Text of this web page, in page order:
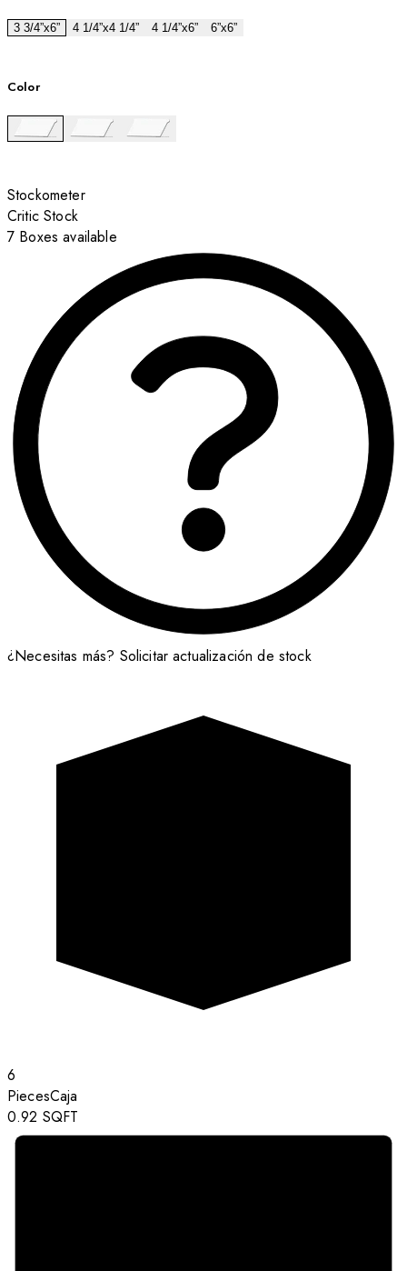
3 3/4”x6” 4 1/4”x4 1/4” 4 1/4”x6” 6”x6”
Color
Stockometer
Critic Stock
7 Boxes available
¿Necesitas más? Solicitar actualización de stock
6
PiecesCaja
0.92 SQFT